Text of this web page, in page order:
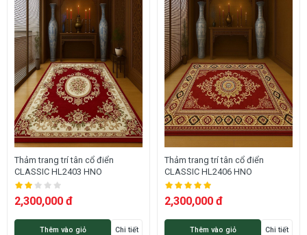
Thảm trang trí tân cổ điển
CLASSIC HL2403 HNO
2,300,000 đ
Thêm vào giỏ Chi tiết
Thảm trang trí tân cổ điển
CLASSIC HL2406 HNO
2,300,000 đ
Thêm vào giỏ Chi tiết